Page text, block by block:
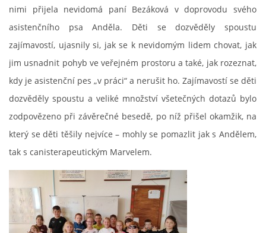
ŠKOLSKÁ RADA
PROJEKTY
ENVIRONMENTÁLNÍ VÝCHOVA
FOTOALBUM
ŠKOLNÍ DRUŽINA
ŠKOLNÍ JÍDELNA
nimi přijela nevidomá paní Bezáková v doprovodu svého
asistenčního psa Anděla. Děti se dozvěděly spoustu
zajímavostí, ujasnily si, jak se k nevidomým lidem chovat, jak
jim usnadnit pohyb ve veřejném prostoru a také, jak rozeznat,
kdy je asistenční pes „v práci“ a nerušit ho. Zajímavostí se děti
dozvěděly spoustu a veliké množství všetečných dotazů bylo
zodpovězeno při závěrečné besedě, po níž přišel okamžik, na
který se děti těšily nejvíce – mohly se pomazlit jak s Andělem,
tak s canisterapeutickým Marvelem.